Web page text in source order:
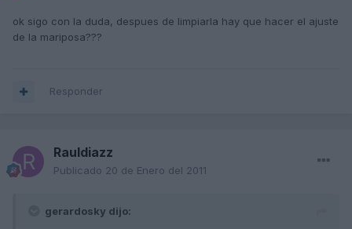
ok sigo con la duda, despues de limpiarla hay que hacer el ajuste
de la mariposa???
Responder
Rauldiazz
Publicado 20 de Enero del 2011
gerardosky dijo: